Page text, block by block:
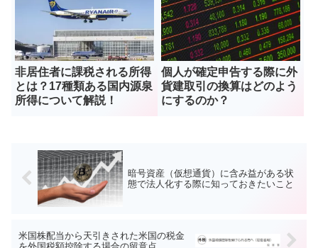
非居住者に課税される所得
とは？17種類ある国内源泉
所得について解説！
個人が確定申告する際に外
貨建取引の換算はどのよう
にするのか？
暗号資産（仮想通貨）に含み益がある状
態で法人化する際に知っておきたいこと
米国株配当から天引きされた米国の税金